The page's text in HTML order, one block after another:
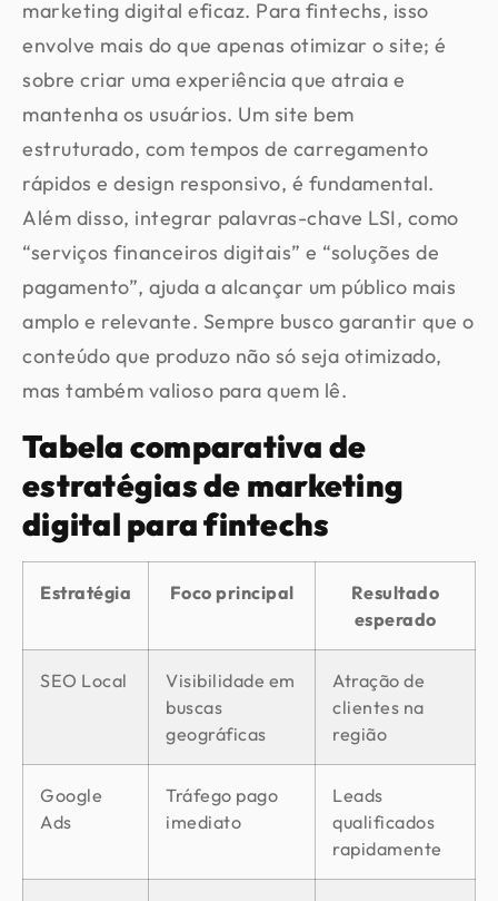
marketing digital eficaz. Para fintechs, isso
envolve mais do que apenas otimizar o site; é
sobre criar uma experiência que atraia e
mantenha os usuários. Um site bem
estruturado, com tempos de carregamento
rápidos e design responsivo, é fundamental.
Além disso, integrar palavras-chave LSI, como
“serviços financeiros digitais” e “soluções de
pagamento”, ajuda a alcançar um público mais
amplo e relevante. Sempre busco garantir que o
conteúdo que produzo não só seja otimizado,
mas também valioso para quem lê.
Tabela comparativa de
estratégias de marketing
digital para fintechs
Estratégia Foco principal
Resultado
esperado
SEO Local
Visibilidade em
buscas
geográficas
Atração de
clientes na
região
Google
Ads
Tráfego pago
imediato
Leads
qualificados
rapidamente